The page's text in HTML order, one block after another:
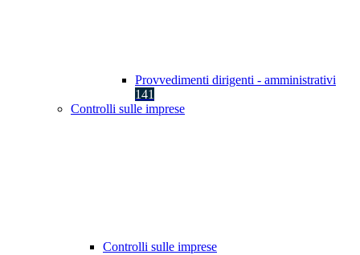
Provvedimenti dirigenti - amministrativi
141
Controlli sulle imprese
Controlli sulle imprese